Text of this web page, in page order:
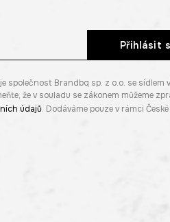
Přihlásit
Brandbq sp. z o.o. se sídlem
že v souladu se zákonem můžeme
údajů. Dodáváme pouze v rámci